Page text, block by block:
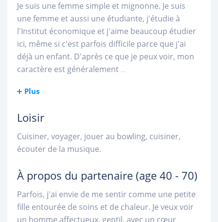
Je suis une femme simple et mignonne. Je suis
une femme et aussi une étudiante, j'étudie à
l'Institut économique et j'aime beaucoup étudier
ici, même si c'est parfois difficile parce que j'ai
déjà un enfant. D'après ce que je peux voir, mon
caractère est généralement...
Plus
Loisir
Cuisiner, voyager, jouer au bowling, cuisiner,
écouter de la musique.
À propos du partenaire (age 40 - 70)
Parfois, j'ai envie de me sentir comme une petite
fille entourée de soins et de chaleur. Je veux voir
un homme affectueux, gentil, avec un cœur